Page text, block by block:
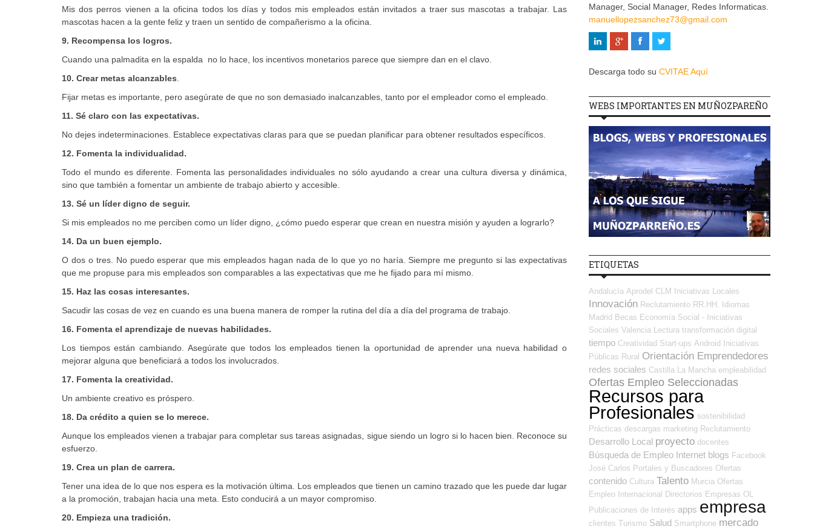
Mis dos perros vienen a la oficina todos los días y todos mis empleados están invitados a traer sus mascotas a trabajar. Las
mascotas hacen a la gente feliz y traen un sentido de compañerismo a la oficina.
9. Recompensa los logros.
Cuando una palmadita en la espalda no lo hace, los incentivos monetarios parece que siempre dan en el clavo.
10. Crear metas alcanzables.
Fijar metas es importante, pero asegúrate de que no son demasiado inalcanzables, tanto por el empleador como el empleado.
11. Sé claro con las expectativas.
No dejes indeterminaciones. Establece expectativas claras para que se puedan planificar para obtener resultados específicos.
12. Fomenta la individualidad.
Todo el mundo es diferente. Fomenta las personalidades individuales no sólo ayudando a crear una cultura diversa y dinámica,
sino que también a fomentar un ambiente de trabajo abierto y accesible.
13. Sé un líder digno de seguir.
Si mis empleados no me perciben como un líder digno, ¿cómo puedo esperar que crean en nuestra misión y ayuden a lograrlo?
14. Da un buen ejemplo.
O dos o tres. No puedo esperar que mis empleados hagan nada de lo que yo no haría. Siempre me pregunto si las expectativas
que me propuse para mis empleados son comparables a las expectativas que me he fijado para mí mismo.
15. Haz las cosas interesantes.
Sacudir las cosas de vez en cuando es una buena manera de romper la rutina del día a día del programa de trabajo.
16. Fomenta el aprendizaje de nuevas habilidades.
Los tiempos están cambiando. Asegúrate que todos los empleados tienen la oportunidad de aprender una nueva habilidad o
mejorar alguna que beneficiará a todos los involucrados.
17. Fomenta la creatividad.
Un ambiente creativo es próspero.
18. Da crédito a quien se lo merece.
Aunque los empleados vienen a trabajar para completar sus tareas asignadas, sigue siendo un logro si lo hacen bien. Reconoce su
esfuerzo.
19. Crea un plan de carrera.
Tener una idea de lo que nos espera es la motivación última. Los empleados que tienen un camino trazado que les puede dar lugar
a la promoción, trabajan hacia una meta. Esto conducirá a un mayor compromiso.
20. Empieza una tradición.
Manager, Social Manager, Redes Informaticas.
manuellopezsanchez73@gmail.com
Descarga todo su CVITAE Aquí
WEBS IMPORTANTES EN MUÑOZPAREÑO
ETIQUETAS
Andalucía Aprodel CLM Iniciativas Locales
Innovación Reclutamiento RR.HH.
Idiomas
Madrid Becas Economía Social - Iniciativas
Sociales Valencia Lectura transformación digital
tiempo Creatividad Start-ups Android
Iniciativas
Públicas Rural Orientación Emprendedores
redes sociales Castilla La Mancha empleabilidad
Ofertas Empleo Seleccionadas
Recursos para
Profesionales sostenibilidad
Prácticas descargas marketing Reclutamiento
Desarrollo Local proyecto docentes
Búsqueda de Empleo Internet blogs Facebook
José Carlos Portales y Buscadores Ofertas
contenido Cultura Talento Murcia Ofertas
Empleo Internacional
Directorios Empresas OL
Publicaciones de Interés apps empresa
clientes Turismo Salud Smartphone mercado